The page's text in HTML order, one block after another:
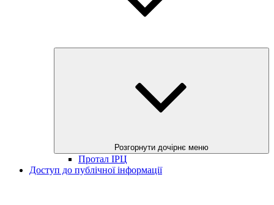
Розгорнути дочірнє меню
Протал ІРЦ
Доступ до публічної інформації